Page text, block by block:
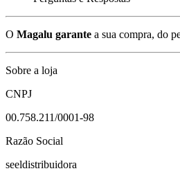
O Magalu garante a sua compra, do
Sobre a loja
CNPJ
00.758.211/0001-98
Razão Social
seeldistribuidora